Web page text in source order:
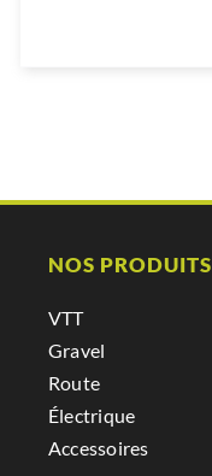
NOS PRODUITS
VTT
Gravel
Route
Électrique
Accessoires